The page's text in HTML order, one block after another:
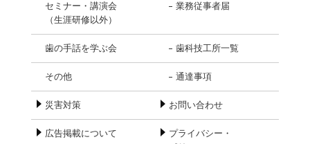
5/21「新入会員歓迎会」
新型コロナ関連
2023.05.08
新型コロナウイルス情報
2023.04.21
R5/4/23「デンタルCAD/CAM講習会」
セミナー・講演会
（生涯研修以外）
歯の手話を学ぶ会
その他
災害対策
広告掲載について
業務従事者届
歯科技工所一覧
通達事項
お問い合わせ
プライバシー・